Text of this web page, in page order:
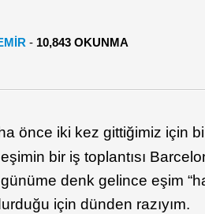
- 10,843 OKUNMA
önce iki kez gittiğimiz için
bir iş toplantısı
denk gelince eşim
için dünden razıyım.